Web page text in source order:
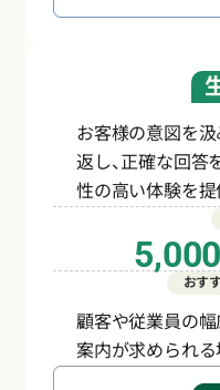
お客様の意図を
返し、正確な回答
性の高い体験を提
5,000
おす
顧客や従業員の
案内が求められる